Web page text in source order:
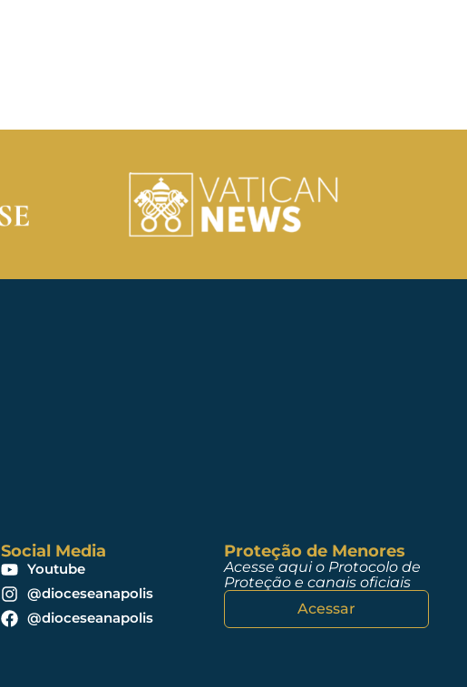
Social Media
Youtube
@dioceseanapolis
@dioceseanapolis
Proteção de Menores
Acesse aqui o Protocolo de
Proteção e canais oficiais
Acessar